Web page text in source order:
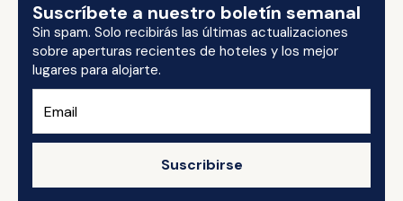
Suscríbete a nuestro boletín semanal
Sin spam. Solo recibirás las últimas actualizaciones
sobre aperturas recientes de hoteles y los mejor
lugares para alojarte.
Suscribirse